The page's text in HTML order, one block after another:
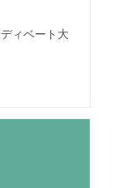
ィベート大